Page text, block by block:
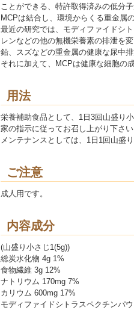
ことができる、特許取得済みの低分
MCPは結合し、環境からくる重金属
最近の研究では、モディファイドシ
レンなどの他の無機栄養素の排泄を
鉛、スズなどの重金属の健康な尿中
それに加えて、MCPは健康な細胞の
用法
栄養補助食品として、1日3回山盛り
家の指示に従ってお召し上がり下さ
メンテナンスとしては、1日1回山盛
ご注意
成人用です。
内容成分
(山盛り小さじ1(5g))
総炭水化物 4g 1%
食物繊維 3g 12%
ナトリウム 170mg 7%
カリウム 600mg 17%
モディファイドシトラスペクチンパ